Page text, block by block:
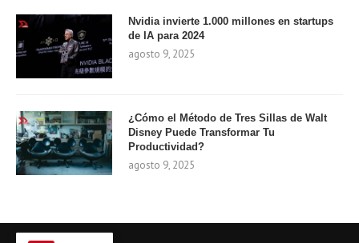
Nvidia invierte 1.000 millones en startups
de IA para 2024
agosto 9, 2025
¿Cómo el Método de Tres Sillas de Walt
Disney Puede Transformar Tu
Productividad?
agosto 9, 2025